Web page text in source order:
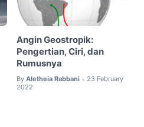
Angin Geostropik:
Pengertian, Ciri, dan
Rumusnya
By Aletheia Rabbani • 23 February
2022